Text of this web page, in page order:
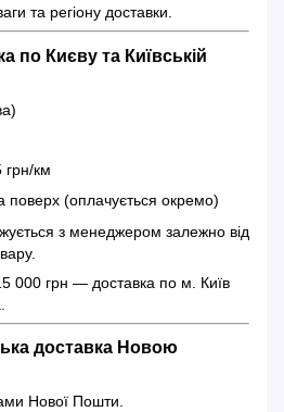
та регіону доставки.
по Києву та Київській
грн/км
поверх (оплачується окремо)
з менеджером залежно від
000 грн — доставка по м. Київ
доставка Новою
Нової Пошти.